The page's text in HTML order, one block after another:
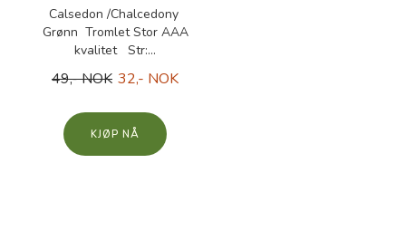
Calsedon /Chalcedony
Grønn Tromlet Stor AAA
kvalitet Str:...
49,- NOK 32,- NOK
KJØP